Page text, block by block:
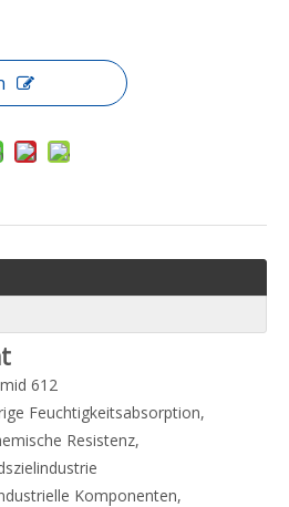
612
Feuchtigkeitsabsorption,
Resistenz,
Komponenten,